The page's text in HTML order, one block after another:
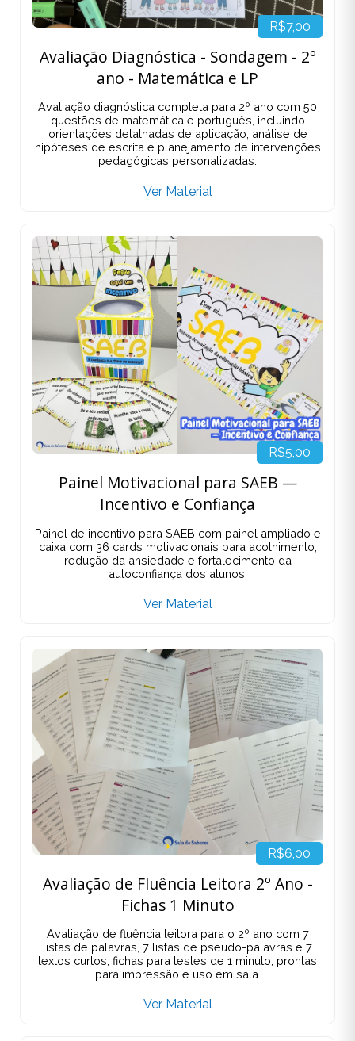
R$7,00
Avaliação Diagnóstica - Sondagem - 2º
ano - Matemática e LP
Avaliação diagnóstica completa para 2º ano com 50
questões de matemática e português, incluindo
orientações detalhadas de aplicação, análise de
hipóteses de escrita e planejamento de intervenções
pedagógicas personalizadas.
Ver Material
R$5,00
Painel Motivacional para SAEB —
Incentivo e Confiança
Painel de incentivo para SAEB com painel ampliado e
caixa com 36 cards motivacionais para acolhimento,
redução da ansiedade e fortalecimento da
autoconfiança dos alunos.
Ver Material
R$6,00
Avaliação de Fluência Leitora 2º Ano -
Fichas 1 Minuto
Avaliação de fluência leitora para o 2º ano com 7
listas de palavras, 7 listas de pseudo-palavras e 7
textos curtos; fichas para testes de 1 minuto, prontas
para impressão e uso em sala.
Ver Material